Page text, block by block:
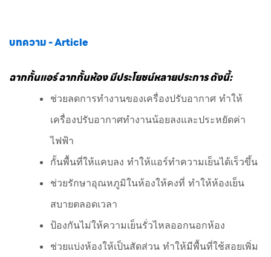
บทความ - Article
ฉากกั้นแอร์ ฉากกั้นห้อง มีประโยชน์หลายประการ ดังนี้:
ช่วยลดการทำงานของเครื่องปรับอากาศ ทำให้
เครื่องปรับอากาศทำงานน้อยลงและประหยัดค่า
ไฟฟ้า
กั้นพื้นที่ให้แคบลง ทำให้แอร์ทำความเย็นได้เร็วขึ้น
ช่วยรักษาอุณหภูมิในห้องให้คงที่ ทำให้ห้องเย็น
สบายตลอดเวลา
ป้องกันไม่ให้ความเย็นรั่วไหลออกนอกห้อง
ช่วยแบ่งห้องให้เป็นสัดส่วน ทำให้มีพื้นที่ใช้สอยเพิ่ม